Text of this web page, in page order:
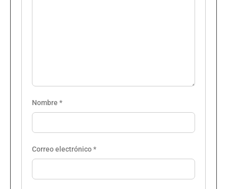
Nombre *
Correo electrónico*